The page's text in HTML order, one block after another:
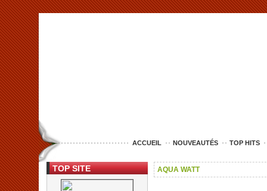
<img src="http://www.lille-entreprise.com/images/anim.jpg"
ACCUEIL NOUVEAUTÉS TOP HITS
TOP SITE AQUA WATT